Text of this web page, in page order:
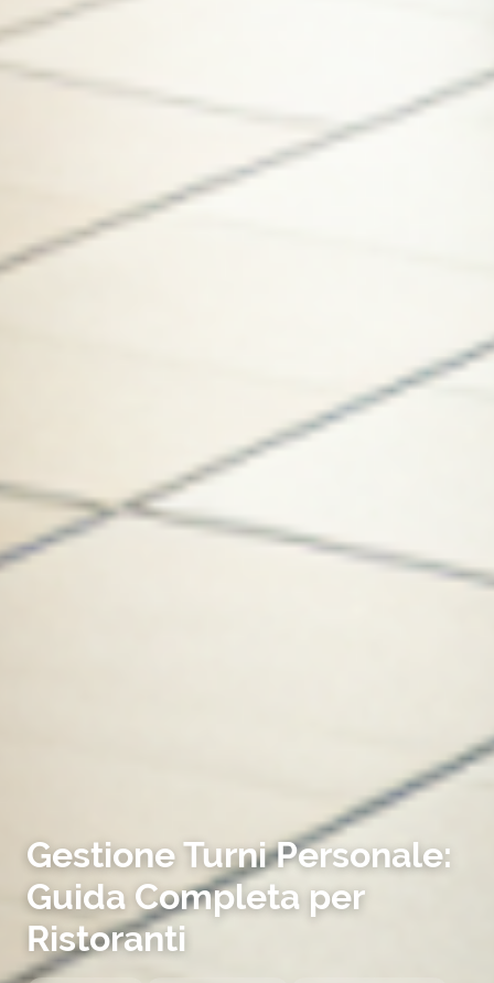
Gestione Turni Personale:
Guida Completa per
Ristoranti